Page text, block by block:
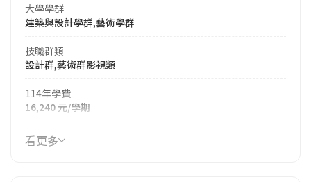
大學學群
建築與設計學群,藝術學群
技職群類
設計群,藝術群影視類
114年學費
16,240 元/學期
114年雜費
10,380 元/學期
看更多